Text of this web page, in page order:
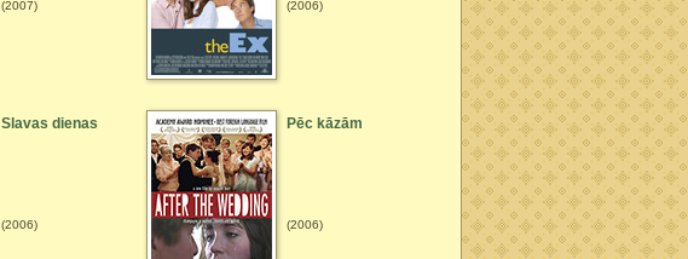
(2007) (2006)
Slavas dienas
(2006)
Pēc kāzām
(2006)